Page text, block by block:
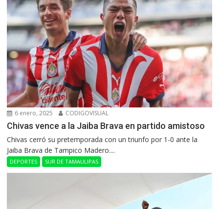
6 enero, 2025 CODIGOVISUAL
Chivas vence a la Jaiba Brava en partido amistoso
Chivas cerró su pretemporada con un triunfo por 1-0 ante la
Jaiba Brava de Tampico Madero....
DEPORTES SUR DE TAMAULIPAS